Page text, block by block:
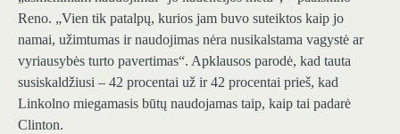
Reno. „Vien tik patalpų, kurios jam buvo suteiktos kaip jo
namai, užimtumas ir naudojimas nėra nusikalstama vagystė ar
vyriausybės turto pavertimas“. Apklausos parodė, kad tauta
susiskaldžiusi – 42 procentai už ir 42 procentai prieš, kad
Linkolno miegamasis būtų naudojamas taip, kaip tai padarė
Clinton.